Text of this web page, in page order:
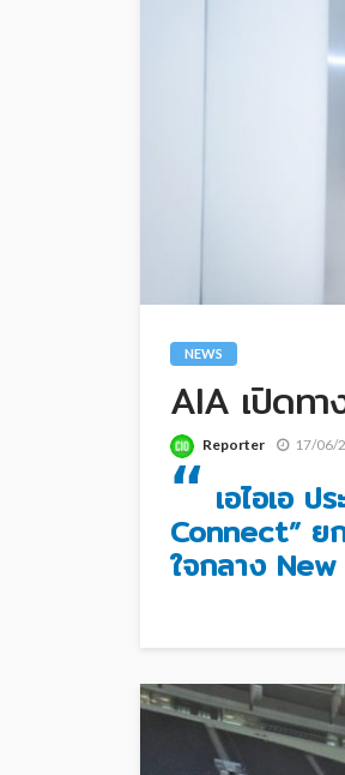
NEWS
AIA เปิดท
Reporter 17/06/
“ เอไอเอ ป
Connect” ย
ใจกลาง